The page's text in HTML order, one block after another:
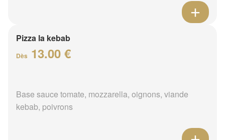
Pizza la kebab
Dès 13.00 €
Base sauce tomate, mozzarella, oignons, viande
kebab, poivrons